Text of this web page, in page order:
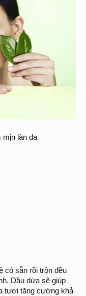
mịn làn da​
có sẵn rồi trộn đều
Dầu dừa sẽ giúp
tươi tăng cường khả